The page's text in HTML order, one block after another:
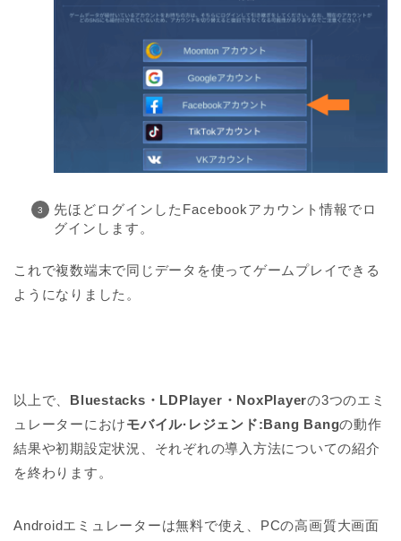
先ほどログインしたFacebookアカウント情報でロ
グインします。
これで複数端末で同じデータを使ってゲームプレイできる
ようになりました。
以上で、 Bluestacks・ LDPlayer・NoxPlayerの3つのエミ
ュレーターにおけモバイル·レジェンド:Bang Bangの動作
結果や初期設定状況、それぞれの導入方法についての紹介
を終わります。
Androidエミュレーターは無料で使え、PCの高画質大画面